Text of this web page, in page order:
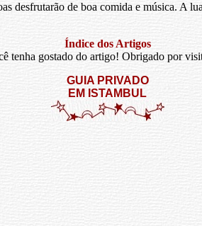
desfrutarão de boa comida e música. A
Índice dos Artigos
tenha gostado do artigo! Obrigado por
GUIA PRIVADO
EM ISTAMBUL